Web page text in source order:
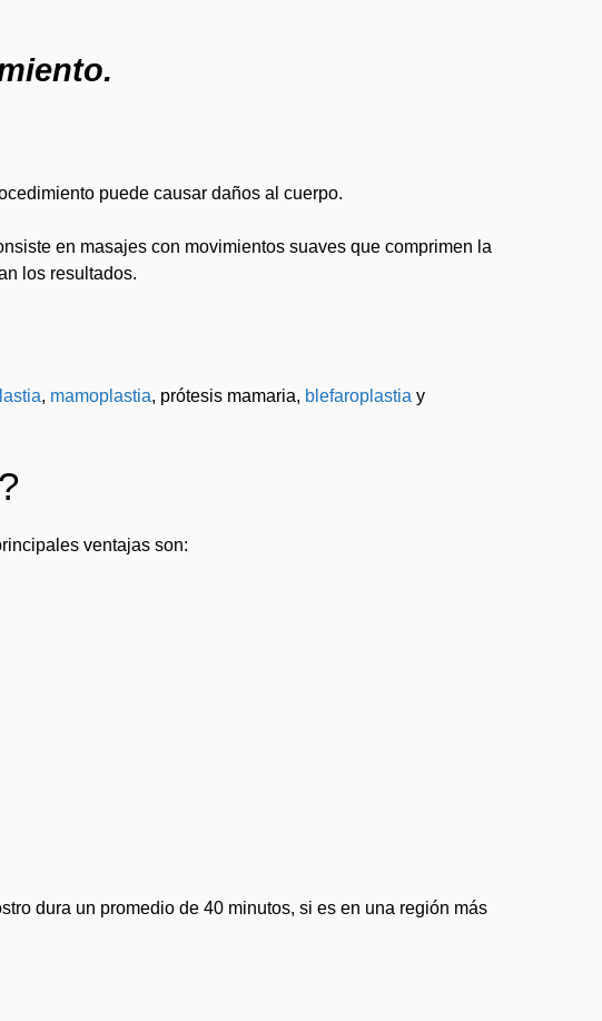
puede causar daños al cuerpo.
en masajes con movimientos suaves que comprimen la
los resultados.
, mamoplastia, prótesis mamaria, blefaroplastia y
ventajas son:
dura un promedio de 40 minutos, si es en una región más